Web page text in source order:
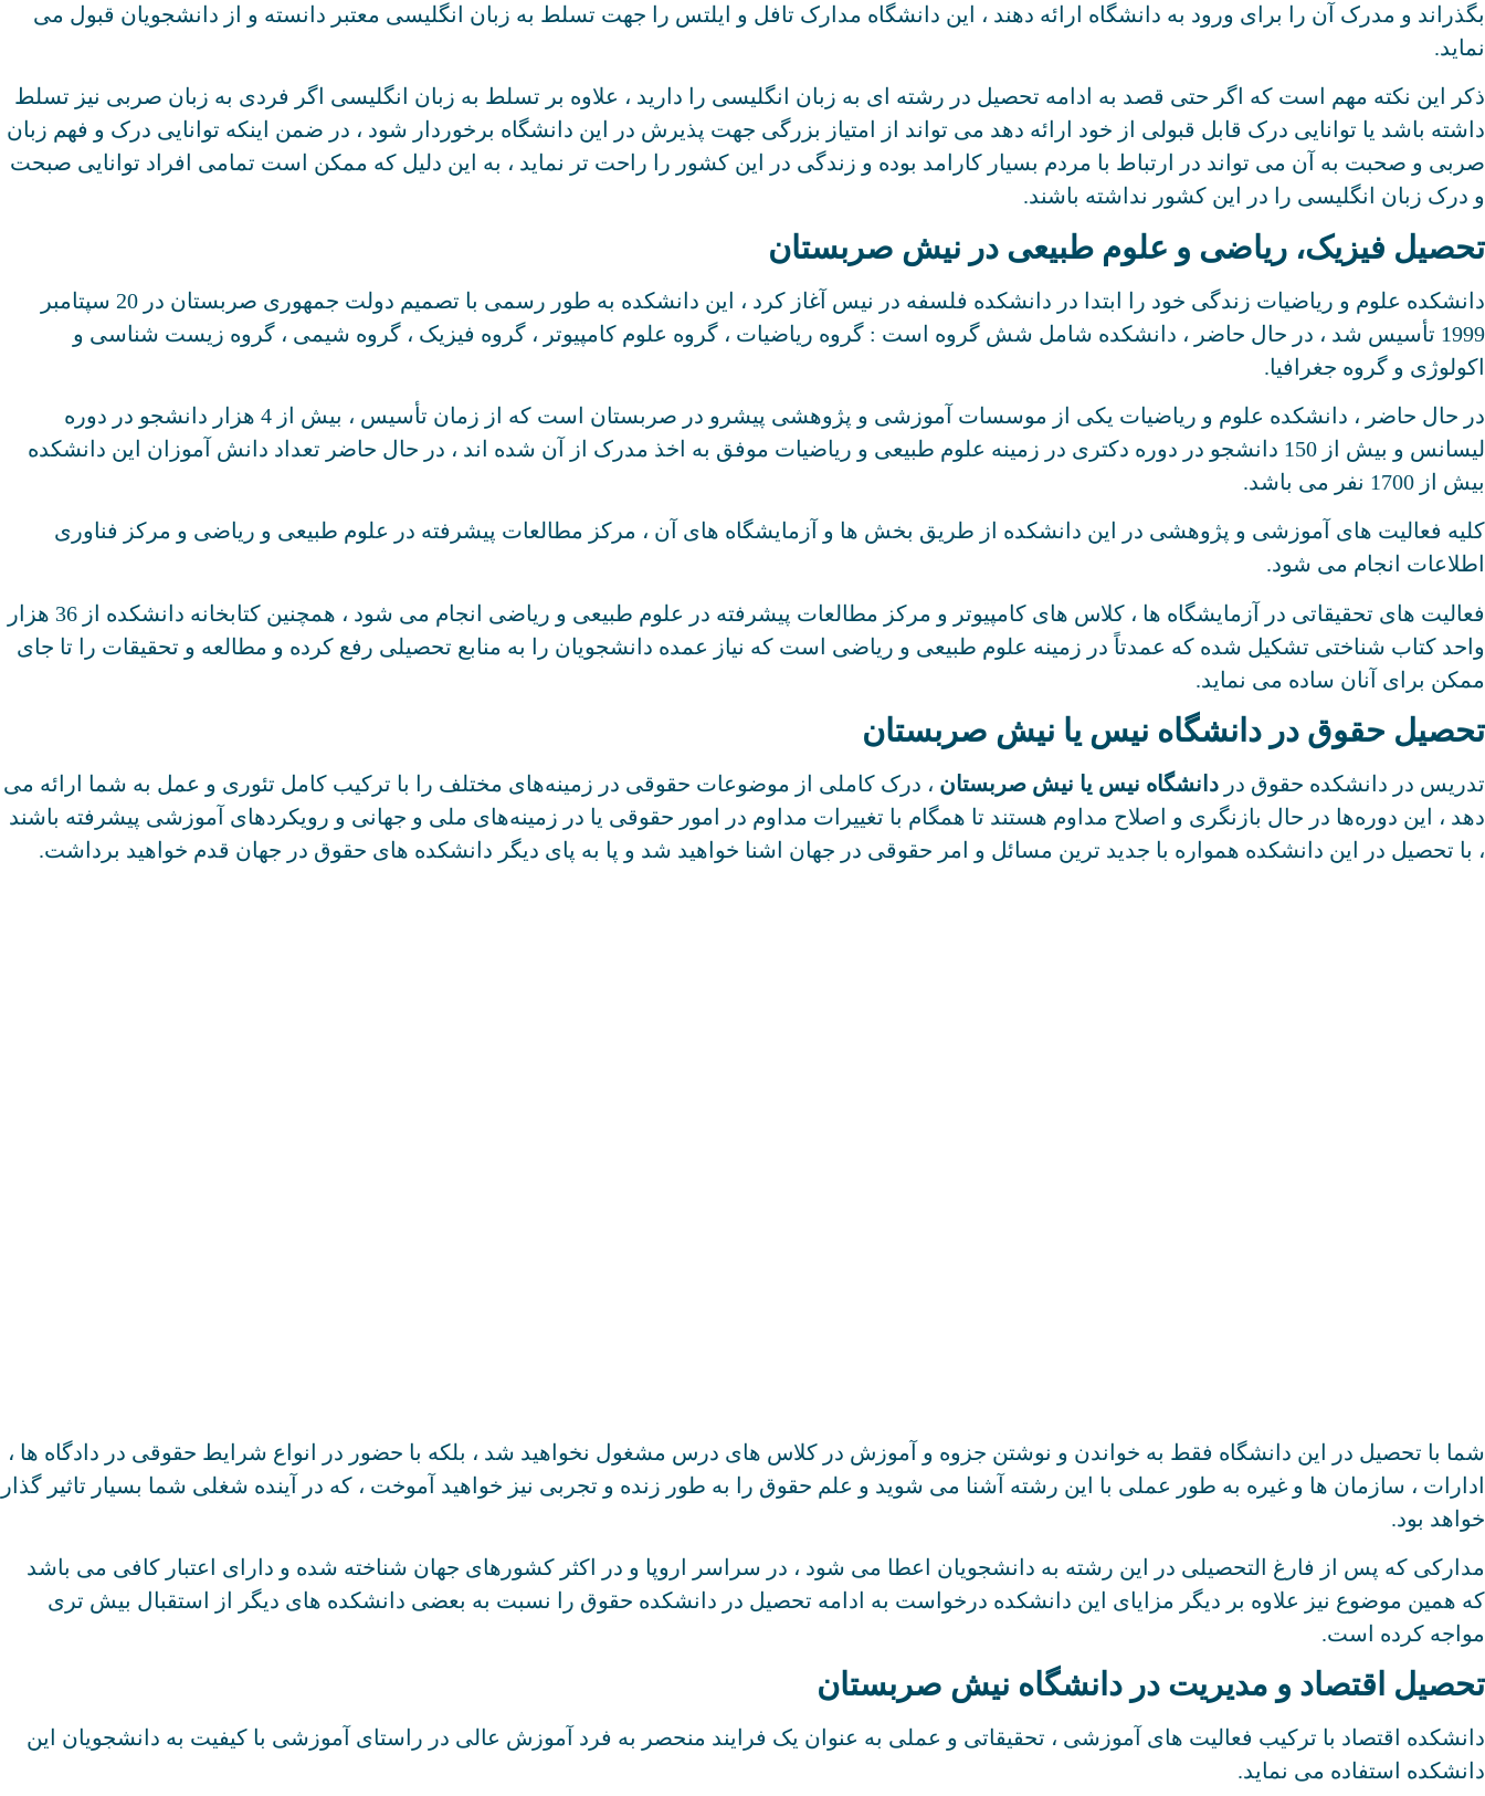
بگذراند و مدرک آن را برای ورود به دانشگاه ارائه دهند ، این دانشگاه مدارک تافل و ایلتس را جهت تسلط به زبان انگلیسی معتبر دانسته و از دانشجویان قبول می
نماید.
ذکر این نکته مهم است که اگر حتی قصد به ادامه تحصیل در رشته ای به زبان انگلیسی را دارید ، علاوه بر تسلط به زبان انگلیسی اگر فردی به زبان صربی نیز تسلط
داشته باشد یا توانایی درک قابل قبولی از خود ارائه دهد می تواند از امتیاز بزرگی جهت پذیرش در این دانشگاه برخوردار شود ، در ضمن اینکه توانایی درک و فهم زبان
صربی و صحبت به آن می تواند در ارتباط با مردم بسیار کارامد بوده و زندگی در این کشور را راحت تر نماید ، به این دلیل که ممکن است تمامی افراد توانایی صبحت
و درک زبان انگلیسی را در این کشور نداشته باشند.
تحصیل فیزیک، ریاضی و علوم طبیعی در نیش صربستان
دانشکده علوم و ریاضیات زندگی خود را ابتدا در دانشکده فلسفه در نیس آغاز کرد ، این دانشکده به طور رسمی با تصمیم دولت جمهوری صربستان در 20 سپتامبر
1999 تأسیس شد ، در حال حاضر ، دانشکده شامل شش گروه است : گروه ریاضیات ، گروه علوم کامپیوتر ، گروه فیزیک ، گروه شیمی ، گروه زیست شناسی و
اکولوژی و گروه جغرافیا.
در حال حاضر ، دانشکده علوم و ریاضیات یکی از موسسات آموزشی و پژوهشی پیشرو در صربستان است که از زمان تأسیس ، بیش از 4 هزار دانشجو در دوره
لیسانس و بیش از 150 دانشجو در دوره دکتری در زمینه علوم طبیعی و ریاضیات موفق به اخذ مدرک از آن شده اند ، در حال حاضر تعداد دانش آموزان این دانشکده
بیش از 1700 نفر می باشد.
کلیه فعالیت های آموزشی و پژوهشی در این دانشکده از طریق بخش ها و آزمایشگاه های آن ، مرکز مطالعات پیشرفته در علوم طبیعی و ریاضی و مرکز فناوری
اطلاعات انجام می شود.
فعالیت های تحقیقاتی در آزمایشگاه ها ، کلاس های کامپیوتر و مرکز مطالعات پیشرفته در علوم طبیعی و ریاضی انجام می شود ، همچنین کتابخانه دانشکده از 36 هزار
واحد کتاب شناختی تشکیل شده که عمدتاً در زمینه علوم طبیعی و ریاضی است که نیاز عمده دانشجویان را به منابع تحصیلی رفع کرده و مطالعه و تحقیقات را تا جای
ممکن برای آنان ساده می نماید.
تحصیل حقوق در دانشگاه نیس یا نیش صربستان
تدریس در دانشکده حقوق در دانشگاه نیس یا نیش صربستان ، درک کاملی از موضوعات حقوقی در زمینه‌های مختلف را با ترکیب کامل تئوری و عمل به شما ارائه می
دهد ، این دوره‌ها در حال بازنگری و اصلاح مداوم هستند تا همگام با تغییرات مداوم در امور حقوقی یا در زمینه‌های ملی و جهانی و رویکردهای آموزشی پیشرفته باشند
، با تحصیل در این دانشکده همواره با جدید ترین مسائل و امر حقوقی در جهان اشنا خواهید شد و پا به پای دیگر دانشکده های حقوق در جهان قدم خواهید برداشت.
شما با تحصیل در این دانشگاه فقط به خواندن و نوشتن جزوه و آموزش در کلاس های درس مشغول نخواهید شد ، بلکه با حضور در انواع شرایط حقوقی در دادگاه ها ،
ادارات ، سازمان ها و غیره به طور عملی با این رشته آشنا می شوید و علم حقوق را به طور زنده و تجربی نیز خواهید آموخت ، که در آینده شغلی شما بسیار تاثیر گذار
خواهد بود.
مدارکی که پس از فارغ التحصیلی در این رشته به دانشجویان اعطا می شود ، در سراسر اروپا و در اکثر کشورهای جهان شناخته شده و دارای اعتبار کافی می باشد
که همین موضوع نیز علاوه بر دیگر مزایای این دانشکده درخواست به ادامه تحصیل در دانشکده حقوق را نسبت به بعضی دانشکده های دیگر از استقبال بیش تری
مواجه کرده است.
تحصیل اقتصاد و مدیریت در دانشگاه نیش صربستان
دانشکده اقتصاد با ترکیب فعالیت های آموزشی ، تحقیقاتی و عملی به عنوان یک فرایند منحصر به فرد آموزش عالی در راستای آموزشی با کیفیت به دانشجویان این
دانشکده استفاده می نماید.